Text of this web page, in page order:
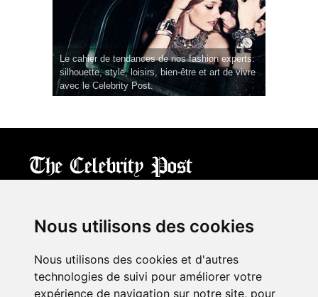
Nous utilisons des cookies
Nous utilisons des cookies et d'autres
technologies de suivi pour améliorer votre
expérience de navigation sur notre site, pour
Le cahier de tendances de nos fashion experts:
silhouette, style, loisirs, bien-être et art de vivre
avec le Celebrity Post.
Terms of Use| Privacy|Cookies Policy (Mes préférences)
À propos
Mentions légales